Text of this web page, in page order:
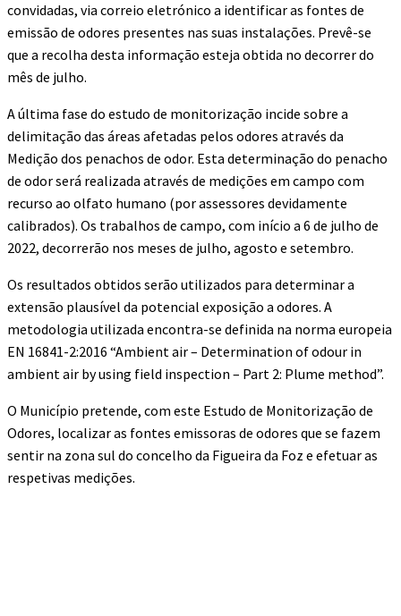
convidadas, via correio eletrónico a identificar as fontes de
emissão de odores presentes nas suas instalações. Prevê-se
que a recolha desta informação esteja obtida no decorrer do
mês de julho.
A última fase do estudo de monitorização incide sobre a
delimitação das áreas afetadas pelos odores através da
Medição dos penachos de odor. Esta determinação do penacho
de odor será realizada através de medições em campo com
recurso ao olfato humano (por assessores devidamente
calibrados). Os trabalhos de campo, com início a 6 de julho de
2022, decorrerão nos meses de julho, agosto e setembro.
Os resultados obtidos serão utilizados para determinar a
extensão plausível da potencial exposição a odores. A
metodologia utilizada encontra-se definida na norma europeia
EN 16841-2:2016 “Ambient air – Determination of odour in
ambient air by using field inspection – Part 2: Plume method”.
O Município pretende, com este Estudo de Monitorização de
Odores, localizar as fontes emissoras de odores que se fazem
sentir na zona sul do concelho da Figueira da Foz e efetuar as
respetivas medições.